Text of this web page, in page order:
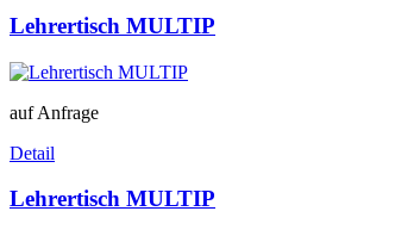
Lehrertisch MULTIP
auf Anfrage
Detail
Lehrertisch MULTIP